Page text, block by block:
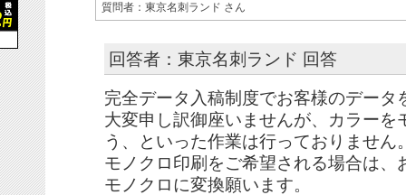
質問者：東京名刺ランド さん
回答者：東京名刺ランド 回答
完全データ入稿制度でお客様のデータ
大変申し訳御座いませんが、カラーを
う、といった作業は行っておりません
モノクロ印刷をご希望される場合は、
モノクロに変換願います。